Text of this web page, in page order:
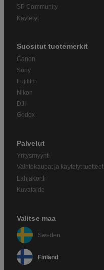
SP Community
Käytetyt
Suositut tuotemerkit
Canon
Sony
Fujifilm
Nikon
DJI
Godox
Palvelut
Yritysmyynti
Vaihtokaupat ja käytetyt tuotteet
Lahjakortti
Kuvataide
Valitse maa
Sweden
Finland